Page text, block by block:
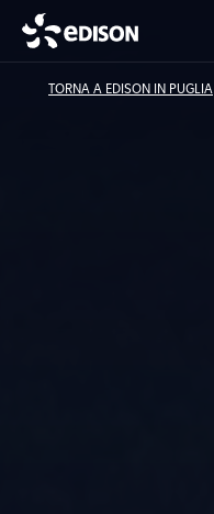
TORNA A EDISON IN PUGLIA